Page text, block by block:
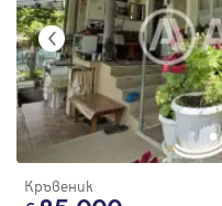
Кръвеник